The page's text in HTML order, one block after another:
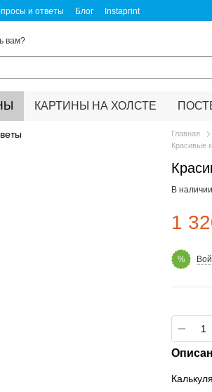
и ответы Блог
Instaprint
вам?
КАРТИНЫ НА ХОЛСТЕ
Главная
Красивые
В наличии
1
%